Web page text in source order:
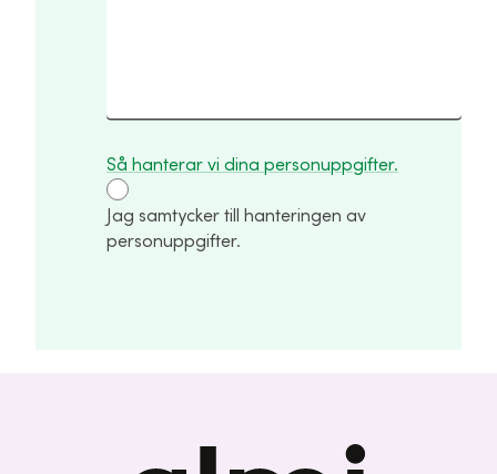
Så hanterar vi dina personuppgifter.
Jag samtycker till hanteringen av
personuppgifter.